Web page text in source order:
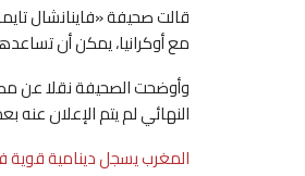
قالت صحيفة «فاينانشال
مع أوكرانيا، يمكن أن
وأوضحت الصحيفة نقلا عن
النهائي لم يتم الإعلان عنه
المغرب يسجل دينامية قوية في